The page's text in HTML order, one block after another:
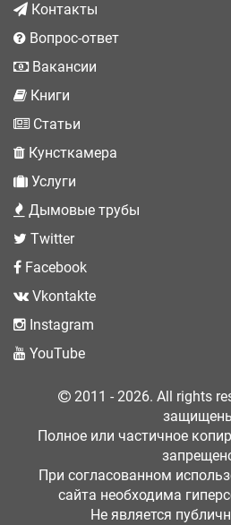
Контакты
Вопрос-ответ
Вакансии
Книги
Статьи
Кунсткамера
Услуги
Дымовые трубы
Twitter
Facebook
Vkontakte
Instagram
YouTube
2011 - 2026. All rights
Полное или частичное
При согласованном
сайта необходима
Не является